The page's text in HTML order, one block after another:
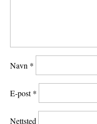
Navn *
E-post*
Nettsted